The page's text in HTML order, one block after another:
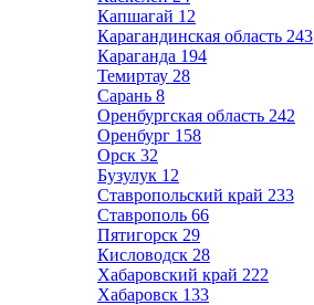
Капшагай 12
Карагандинская область 243
Караганда 194
Темиртау 28
Сарань 8
Оренбургская область 242
Оренбург 158
Орск 32
Бузулук 12
Ставропольский край 233
Ставрополь 66
Пятигорск 29
Кисловодск 28
Хабаровский край 222
Хабаровск 133